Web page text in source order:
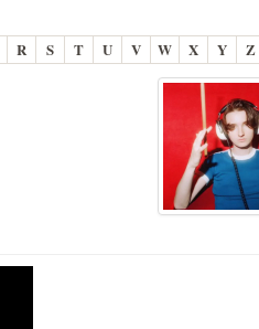
R S T U V W X Y Z